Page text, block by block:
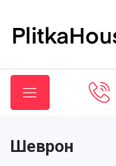
Шеврон